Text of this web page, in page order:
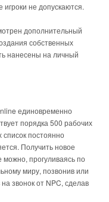
не допускаются.
дополнительный
собственных
нанесены на личный
единовременно
порядка 500 рабочих
список постоянно
Получить новое
можно, прогуливаясь по
миру, позвонив или
на звонок от NPC, сделав